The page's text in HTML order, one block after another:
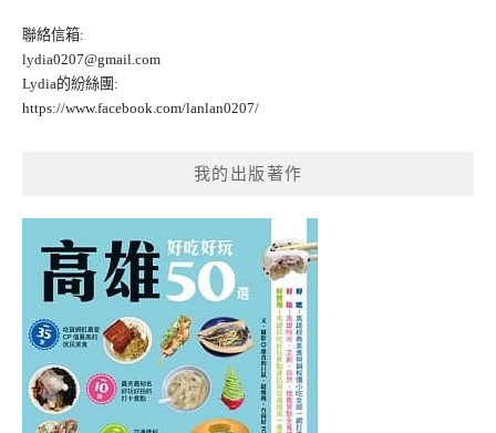
聯絡信箱:
lydia0207@gmail.com
Lydia的紛絲團:
https://www.facebook.com/lanlan0207/
我的出版著作